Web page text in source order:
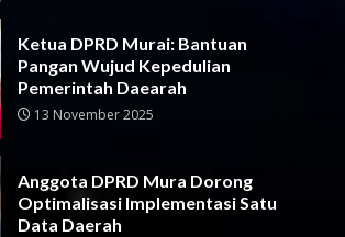
Ketua DPRD Murai: Bantuan
Pangan Wujud Kepedulian
Pemerintah Daearah
13 November 2025
Anggota DPRD Mura Dorong
Optimalisasi Implementasi Satu
Data Daerah